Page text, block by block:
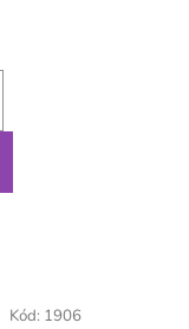
Kód: 1906